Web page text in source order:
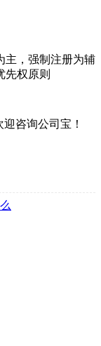
主，强制注册为辅
先权原则
咨询公司宝！